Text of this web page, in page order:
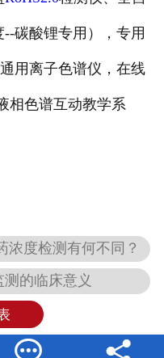
碳酸锂专用），专用
用离子色谱仪，在线
相色谱互动教学系
浓度检测有何不同？
的临床意义
 